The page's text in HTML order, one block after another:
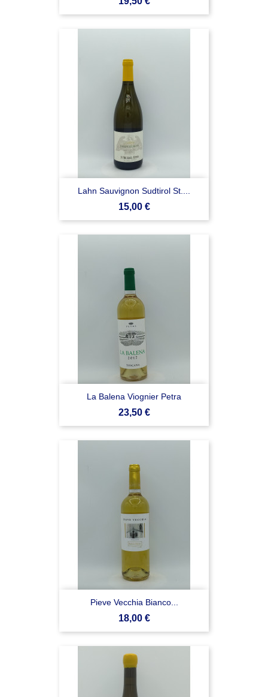
Lahn Sauvignon Sudtirol St....
Prezzo
15,00 €
La Balena Viognier Petra
Prezzo
23,50 €
Pieve Vecchia Bianco...
Prezzo
18,00 €